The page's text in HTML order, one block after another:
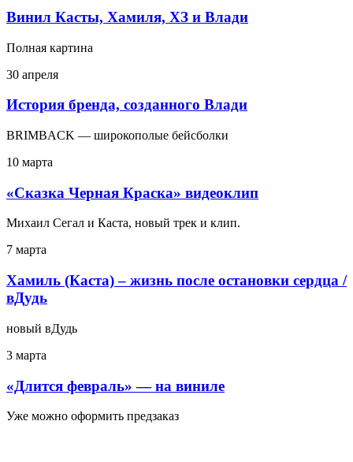
Винил Касты, Хамиля, ХЗ и Влади
Полная картина
30 апреля
История бренда, созданного Влади
BRIMBACK — широкополые бейсболки
10 марта
«Сказка Черная Краска» видеоклип
Михаил Сегал и Каста, новый трек и клип.
7 марта
Хамиль (Каста) – жизнь после остановки сердца /
вДудь
новый вДудь
3 марта
«Длится февраль» — на виниле
Уже можно оформить предзаказ